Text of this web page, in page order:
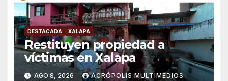
DESTACADA XALAPA
Restituyen propiedad a
víctimas en Xalapa
AGO 8, 2026 ACRÓPOLIS MULTIMEDIOS